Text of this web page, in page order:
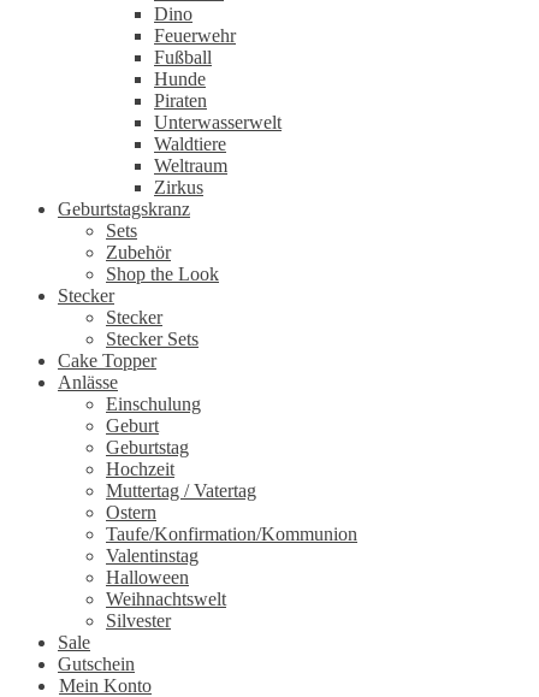
Dino
Feuerwehr
Fußball
Hunde
Piraten
Unterwasserwelt
Waldtiere
Weltraum
Zirkus
Geburtstagskranz
Sets
Zubehör
Shop the Look
Stecker
Stecker
Stecker Sets
Cake Topper
Anlässe
Einschulung
Geburt
Geburtstag
Hochzeit
Muttertag / Vatertag
Ostern
Taufe/Konfirmation/Kommunion
Valentinstag
Halloween
Weihnachtswelt
Silvester
Sale
Gutschein
Mein Konto